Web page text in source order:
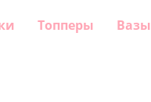
Топперы Вазы